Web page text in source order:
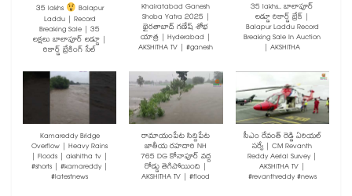
35 lakhs Balapur
Laddu | Record
Breaking Sale | 35
లక్షలు బాలాపూర్ లడ్డూ |
రికార్డ్ బ్రేకింగ్ సేల్
Khairatabad Ganesh
Shoba Yatra 2025 |
ఖైరతాబాద్ గణేష్ శోభ
యాత్ర | Hyderabad |
AKSHITHA TV | #ganesh
35 lakhs.. బాలాపూర్
లడ్డూ రికార్డ్ బ్రేక్ |
Balapur Laddu Record
Breaking Sale In Auction
| AKSHITHA
Kamareddy Bridge
Overflow | Heavy Rains
| Floods | akshitha tv |
#shorts | #kamareddy |
#latestnews
రామాయంపేట సిద్దిపేట
జాతీయ రహదారి NH
765 DG కోనాపూర్ వద్ద
రోడ్డు తెగిపోయింది |
AKSHITHA TV | #flood
సీఎం రేవంత్ రెడ్డి ఏరియల్
సర్వే | CM Revanth
Reddy Aerial Survey |
AKSHITHA TV |
#revanthreddy #news